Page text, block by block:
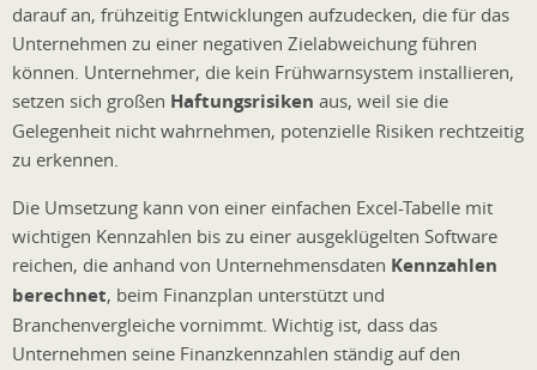
darauf an, frühzeitig Entwicklungen aufzudecken, die für das
Unternehmen zu einer negativen Zielabweichung führen
können. Unternehmer, die kein Frühwarnsystem installieren,
setzen sich großen Haftungsrisiken aus, weil sie die
Gelegenheit nicht wahrnehmen, potenzielle Risiken rechtzeitig
zu erkennen.
Die Umsetzung kann von einer einfachen Excel-Tabelle mit
wichtigen Kennzahlen bis zu einer ausgeklügelten Software
reichen, die anhand von Unternehmensdaten Kennzahlen
berechnet, beim Finanzplan unterstützt und
Branchenvergleiche vornimmt. Wichtig ist, dass das
Unternehmen seine Finanzkennzahlen ständig auf den